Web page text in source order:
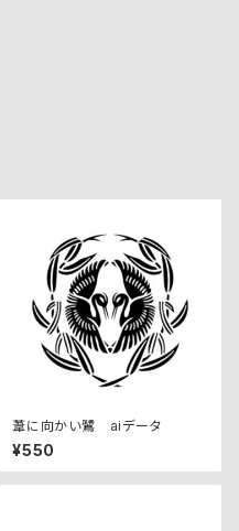
葦に向かい鷺 aiデータ
¥550